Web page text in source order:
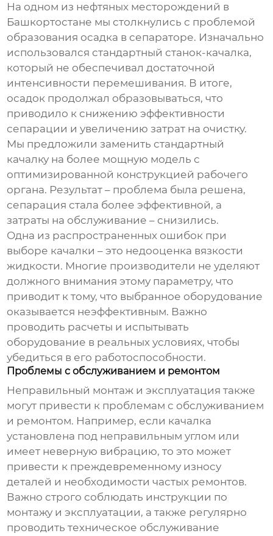
На одном из нефтяных месторождений в
Башкортостане мы столкнулись с проблемой
образования осадка в сепараторе. Изначально
использовался стандартный станок-качалка,
который не обеспечивал достаточной
интенсивности перемешивания. В итоге,
осадок продолжал образовываться, что
приводило к снижению эффективности
сепарации и увеличению затрат на очистку.
Мы предложили заменить стандартный
качалку на более мощную модель с
оптимизированной конструкцией рабочего
органа. Результат – проблема была решена,
сепарация стала более эффективной, а
затраты на обслуживание – снизились.
Одна из распространенных ошибок при
выборе качалки – это недооценка вязкости
жидкости. Многие производители не уделяют
должного внимания этому параметру, что
приводит к тому, что выбранное оборудование
оказывается неэффективным. Важно
проводить расчеты и испытывать
оборудование в реальных условиях, чтобы
убедиться в его работоспособности.
Проблемы с обслуживанием и ремонтом
Неправильный монтаж и эксплуатация также
могут привести к проблемам с обслуживанием
и ремонтом. Например, если качалка
установлена под неправильным углом или
имеет неверную вибрацию, то это может
привести к преждевременному износу
деталей и необходимости частых ремонтов.
Важно строго соблюдать инструкции по
монтажу и эксплуатации, а также регулярно
проводить техническое обслуживание